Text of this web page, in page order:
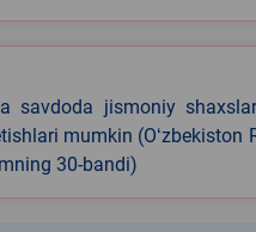
savdoda jismoniy
mumkin
30-bandi)